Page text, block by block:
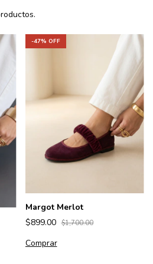
-47% OFF
Margot Merlot
$899.00 $1,700.00
Comprar